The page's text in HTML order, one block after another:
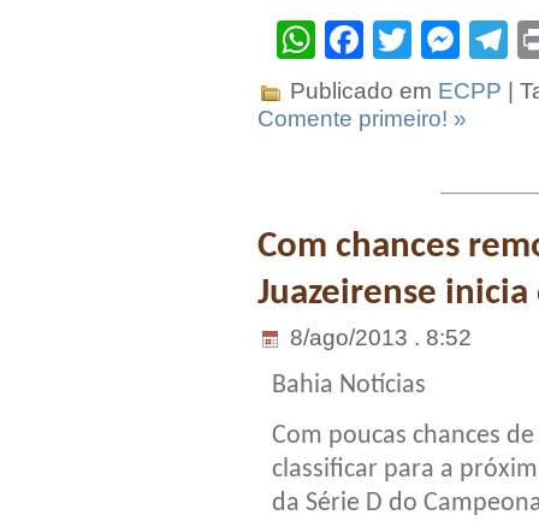
WhatsApp
Facebook
Twitter
Publicado em ECPP |
Comente primeiro! »
Com chances
Juazeirense inicia
8/ago/2013 . 8:52
Bahia Notícias
Com poucas chances de
classificar para a
da Série D do